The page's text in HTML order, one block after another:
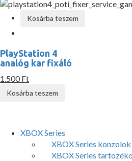
Kosárba teszem
PlayStation 4
analóg kar fixáló
1.500 Ft
Kosárba teszem
XBOX Series
XBOX Series konzolok
XBOX Series